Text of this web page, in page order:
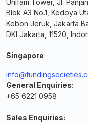
Blok A3 No.1, Kedoya
Kebon Jeruk, Jakarta
DKI Jakarta, 11520,
Singapore
General Enquiries:
+65 6221 0958
Sales Enquiries: